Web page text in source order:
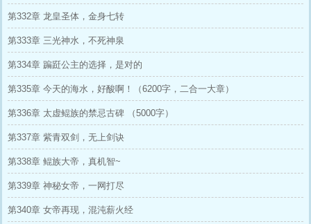
第332章 龙皇圣体，金身七转
第333章 三光神水，不死神泉
第334章 蹁跹公主的选择，是对的
第335章 今天的海水，好酸啊！（6200字，二合一大章）
第336章 太虚鲲族的禁忌古碑 （5000字）
第337章 紫青双剑，无上剑诀
第338章 鲲族大帝，真机智~
第339章 神秘女帝，一网打尽
第340章 女帝再现，混沌薪火经